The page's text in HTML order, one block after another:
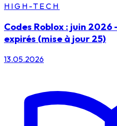
HIGH-TECH
Codes Roblox : juin
expirés (mise à jour 25)
13.05.2026